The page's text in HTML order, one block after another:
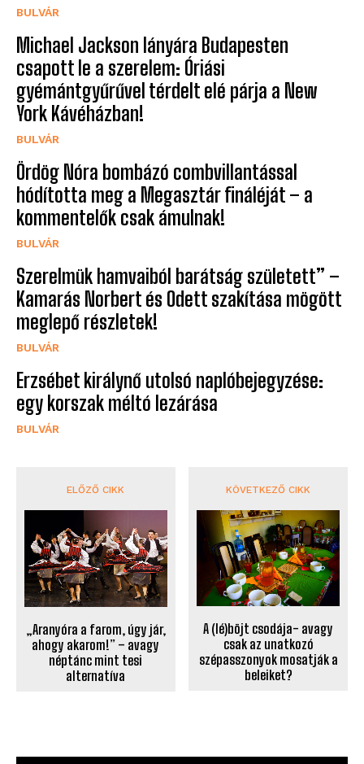
BULVÁR
Michael Jackson lányára Budapesten
csapott le a szerelem: Óriási
gyémántgyűrűvel térdelt elé párja a New
York Kávéházban!
BULVÁR
Ördög Nóra bombázó combvillantással
hódította meg a Megasztár fináléját – a
kommentelők csak ámulnak!
BULVÁR
Szerelmük hamvaiból barátság született” –
Kamarás Norbert és Odett szakítása mögött
meglepő részletek!
BULVÁR
Erzsébet királynő utolsó naplóbejegyzése:
egy korszak méltó lezárása
BULVÁR
ELŐZŐ CIKK
„Aranyóra a farom, úgy jár,
ahogy akarom!” – avagy
néptánc mint tesi
alternatíva
KÖVETKEZŐ CIKK
A (lé)böjt csodája- avagy
csak az unatkozó
szépasszonyok mosatják a
beleiket?